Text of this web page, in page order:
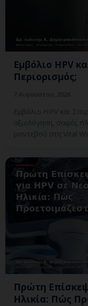
Εμβόλιο HPV
Περιορισμός;
Εμβόλιο HPV και
αξιολόγηση, σαφές
ραντεβού στη Vital
Πρώτη
Ηλικία: Πώς